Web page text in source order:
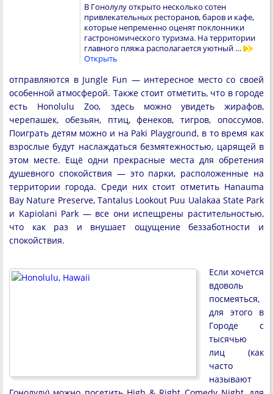
В Гонолулу открыто несколько сотен
привлекательных ресторанов, баров и кафе,
которые непременно оценят поклонники
гастрономического туризма. На территории
главного пляжа располагается уютный …
Открыть
отправляются в Jungle Fun — интересное место со своей
особенной атмосферой. Также стоит отметить, что в городе
есть Honolulu Zoo, здесь можно увидеть жирафов,
черепашек, обезьян, птиц, фенеков, тигров, опоссумов.
Поиграть детям можно и на Paki Playground, в то время как
взрослые будут наслаждаться безмятежностью, царящей в
этом месте. Ещё одни прекрасные места для обретения
душевного спокойствия — это парки, расположенные на
территории города. Среди них стоит отметить Hanauma
Bay Nature Preserve, Tantalus Lookout Puu Ualakaa State Park
и Kapiolani Park — все они испещрены растительностью,
что как раз и внушает ощущение беззаботности и
спокойствия.
Если хочется
вдоволь
посмеяться,
для этого в
Городе с
тысячью
лиц (как
часто
называют